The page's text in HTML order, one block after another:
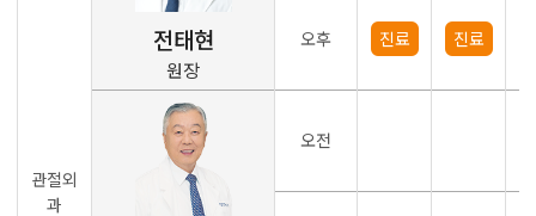
관절외
과
전태현
원장
오후 진료 진료
오전